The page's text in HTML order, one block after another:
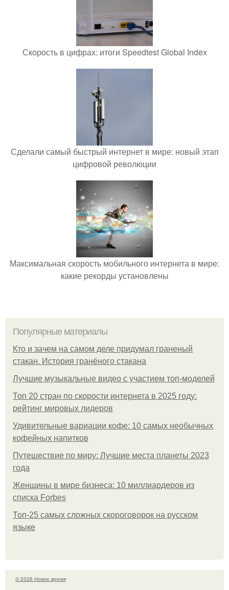
Скорость в цифрах: итоги Speedtest Global Index
Сделали самый быстрый интернет в мире: новый этап
цифровой революции
Максимальная скорость мобильного интернета в мире:
какие рекорды установлены
Популярные материалы
Кто и зачем на самом деле придумал граненый
стакан. История гранёного стакана
Лучшие музыкальные видео с участием топ-моделей
Топ 20 стран по скорости интернета в 2025 году:
рейтинг мировых лидеров
Удивительные вариации кофе: 10 самых необычных
кофейных напитков
Путешествие по миру: Лучшие места планеты 2023
года
Женщины в мире бизнеса: 10 миллиардеров из
списка Forbes
Топ-25 самых сложных скороговорок на русском
языке
© 2026 Новое время